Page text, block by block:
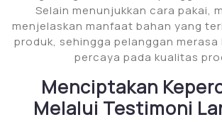
Selain menunjukkan cara pakai,
menjelaskan manfaat bahan yang
produk, sehingga pelanggan merasa
percaya pada kualitas
Menciptakan
Melalui Testimoni